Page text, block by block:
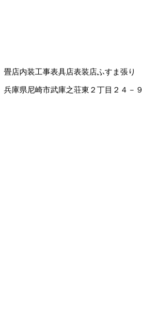
畳店内装工事表具店表装店ふすま張り
兵庫県尼崎市武庫之荘東２丁目２４－９